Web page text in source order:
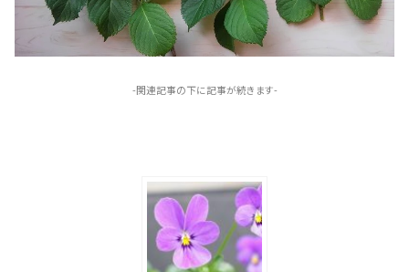
-関連記事の下に記事が続きます-